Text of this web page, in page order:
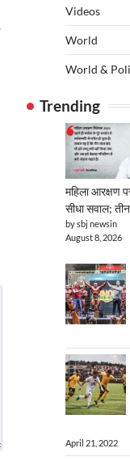
Videos
World
World &
Trending
महिला आरक्षण
सीधा सवाल;
by sbj newsin
August 8, 2026
April 21, 2022